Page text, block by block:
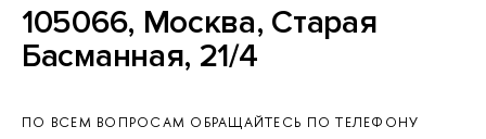
105066, Москва, Старая
Басманная, 21/4
ПО ВСЕМ ВОПРОСАМ ОБРАЩАЙТЕСЬ ПО ТЕЛЕФОНУ